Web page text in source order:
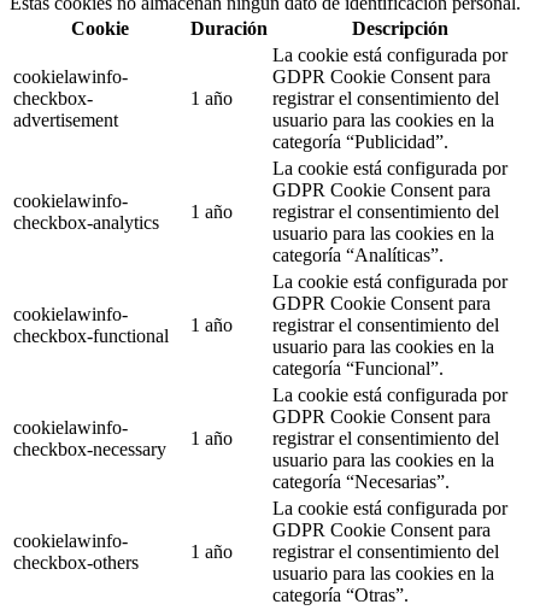
Cookie
Duración Descripción
cookielawinfo-
checkbox-
advertisement
1 año
La cookie está configurada por
GDPR Cookie Consent para
registrar el consentimiento del
usuario para las cookies en la
categoría “Publicidad”.
cookielawinfo-
checkbox-analytics
1 año
La cookie está configurada por
GDPR Cookie Consent para
registrar el consentimiento del
usuario para las cookies en la
categoría “Analíticas”.
cookielawinfo-
checkbox-functional
1 año
La cookie está configurada por
GDPR Cookie Consent para
registrar el consentimiento del
usuario para las cookies en la
categoría “Funcional”.
cookielawinfo-
checkbox-necessary
1 año
La cookie está configurada por
GDPR Cookie Consent para
registrar el consentimiento del
usuario para las cookies en la
categoría “Necesarias”.
cookielawinfo-
checkbox-others
1 año
La cookie está configurada por
GDPR Cookie Consent para
registrar el consentimiento del
usuario para las cookies en la
categoría “Otras”.